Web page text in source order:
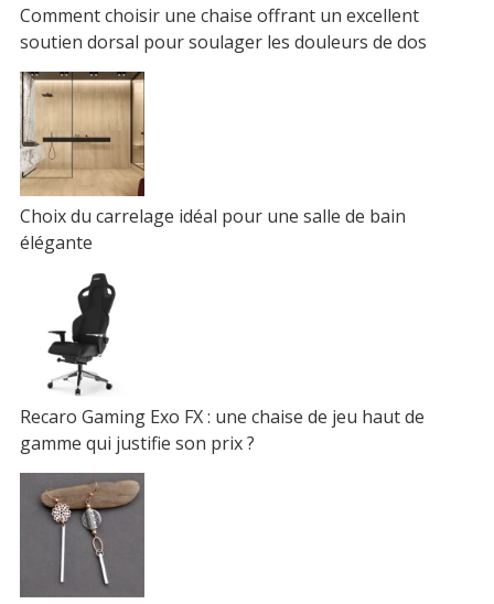
Comment choisir une chaise offrant un excellent
soutien dorsal pour soulager les douleurs de dos
Choix du carrelage idéal pour une salle de bain
élégante
Recaro Gaming Exo FX : une chaise de jeu haut de
gamme qui justifie son prix ?